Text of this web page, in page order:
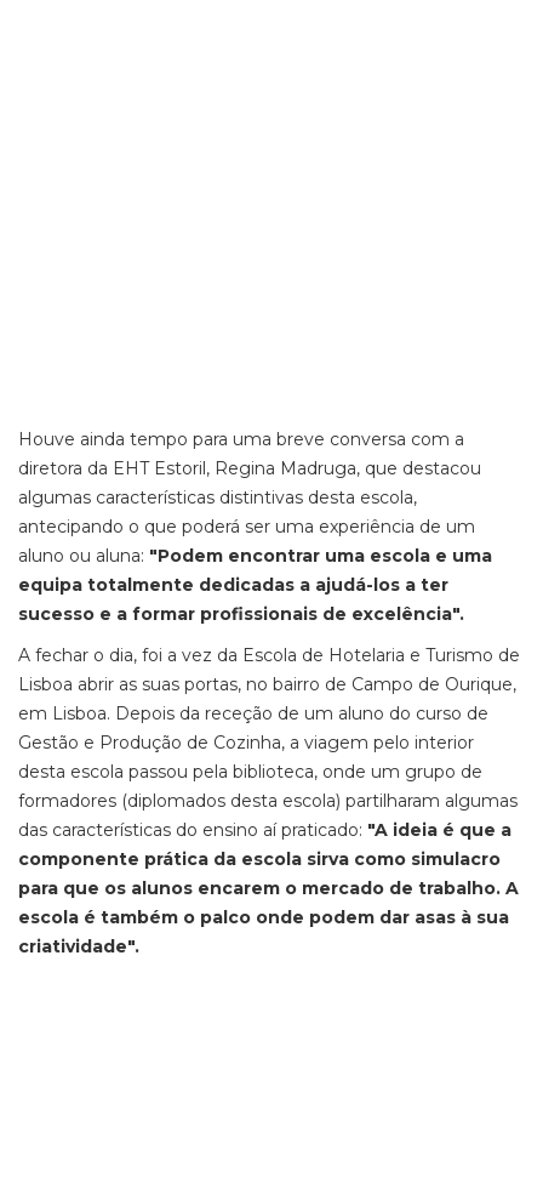
Houve ainda tempo para uma breve conversa com a
diretora da EHT Estoril, Regina Madruga, que destacou
algumas características distintivas desta escola,
antecipando o que poderá ser uma experiência de um
aluno ou aluna: "Podem encontrar uma escola e uma
equipa totalmente dedicadas a ajudá-los a ter
sucesso e a formar profissionais de excelência".
A fechar o dia, foi a vez da Escola de Hotelaria e Turismo de
Lisboa abrir as suas portas, no bairro de Campo de Ourique,
em Lisboa. Depois da receção de um aluno do curso de
Gestão e Produção de Cozinha, a viagem pelo interior
desta escola passou pela biblioteca, onde um grupo de
formadores (diplomados desta escola) partilharam algumas
das características do ensino aí praticado: "A ideia é que a
componente prática da escola sirva como simulacro
para que os alunos encarem o mercado de trabalho. A
escola é também o palco onde podem dar asas à sua
criatividade".